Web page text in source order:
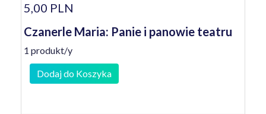
5,00 PLN
Czanerle Maria: Panie i panowie teatru
1 produkt/y
Dodaj do Koszyka